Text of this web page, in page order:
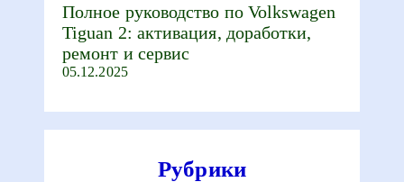
Полное руководство по Volkswagen
Tiguan 2: активация, доработки,
ремонт и сервис
05.12.2025
Рубрики